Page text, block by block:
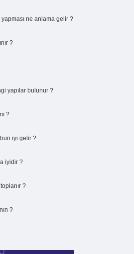
ne anlama gelir ?
?
yapılar bulunur ?
?
iyi gelir ?
iyidir ?
?
?